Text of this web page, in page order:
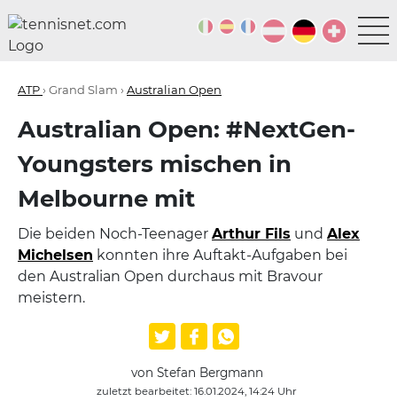
ATP› Grand Slam › Australian Open
Australian Open: #NextGen-
Youngsters mischen in
Melbourne mit
Die beiden Noch-Teenager Arthur Fils und Alex
Michelsen konnten ihre Auftakt-Aufgaben bei
den Australian Open durchaus mit Bravour
meistern.
von Stefan Bergmann
zuletzt bearbeitet: 16.01.2024, 14:24 Uhr